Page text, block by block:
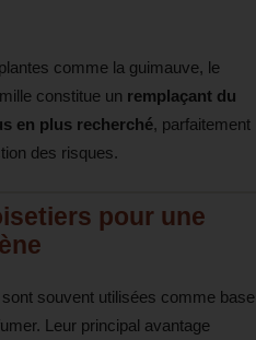
comme la guimauve, le
constitue un remplaçant du
en plus recherché, parfaitement
des risques.
pour une
souvent utilisées comme base
Leur principal avantage